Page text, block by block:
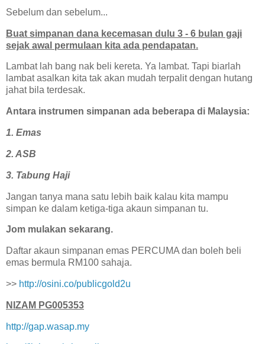
Sebelum dan sebelum...
Buat simpanan dana kecemasan dulu 3 - 6 bulan gaji
sejak awal permulaan kita ada pendapatan.
Lambat lah bang nak beli kereta. Ya lambat. Tapi biarlah
lambat asalkan kita tak akan mudah terpalit dengan hutang
jahat bila terdesak.
Antara instrumen simpanan ada beberapa di Malaysia:
1. Emas
2. ASB
3. Tabung Haji
Jangan tanya mana satu lebih baik kalau kita mampu
simpan ke dalam ketiga-tiga akaun simpanan tu.
Jom mulakan sekarang.
Daftar akaun simpanan emas PERCUMA dan boleh beli
emas bermula RM100 sahaja.
>> http://osini.co/publicgold2u
NIZAM PG005353
http://gap.wasap.my